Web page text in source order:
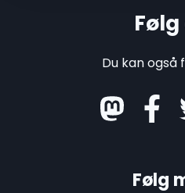
Du kan også
Følg